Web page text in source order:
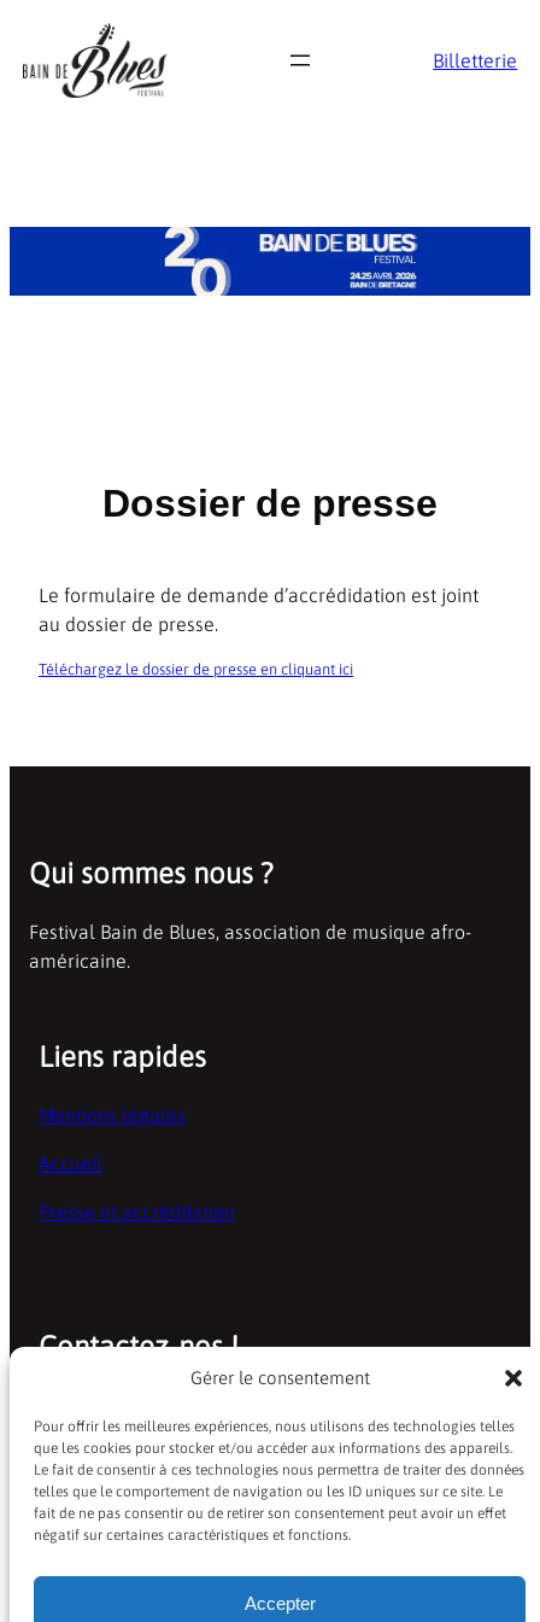
Gérer le consentement
Pour offrir les meilleures expériences, nous utilisons des technologies telles
que les cookies pour stocker et/ou accéder aux informations des appareils.
Le fait de consentir à ces technologies nous permettra de traiter des données
telles que le comportement de navigation ou les ID uniques sur ce site. Le
fait de ne pas consentir ou de retirer son consentement peut avoir un effet
négatif sur certaines caractéristiques et fonctions.
Accepter
Billetterie
Dossier de presse
Le formulaire de demande d’accrédidation est joint
au dossier de presse.
Téléchargez le dossier de presse en cliquant ici
Qui sommes nous ?
Festival Bain de Blues, association de musique afro-
américaine.
Liens rapides
Mentions légales
Accueil
Presse et accréditation
Contactez-nos !
Facebook Instagram